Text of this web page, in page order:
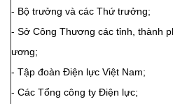
- Bộ trưởng và các Thứ trưởng;
- Sở Công Thương các tỉnh, thành
ương;
- Tập đoàn Điện lực Việt Nam;
- Các Tổng công ty Điện lực;